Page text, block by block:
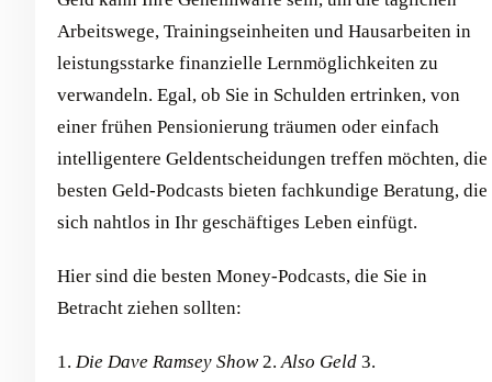
Arbeitswege, Trainingseinheiten und Hausarbeiten in
leistungsstarke finanzielle Lernmöglichkeiten zu
verwandeln. Egal, ob Sie in Schulden ertrinken, von
einer frühen Pensionierung träumen oder einfach
intelligentere Geldentscheidungen treffen möchten, die
besten Geld-Podcasts bieten fachkundige Beratung, die
sich nahtlos in Ihr geschäftiges Leben einfügt.
Hier sind die besten Money-Podcasts, die Sie in
Betracht ziehen sollten:
1. Die Dave Ramsey Show2.Also Geld 3.